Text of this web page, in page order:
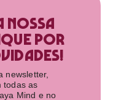
nossa
por
newsletter,
todas as
Mind e no